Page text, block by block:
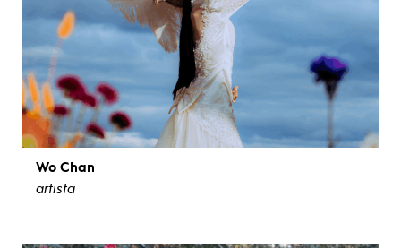
Wo Chan
artista